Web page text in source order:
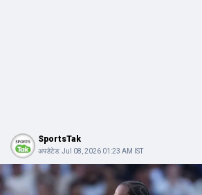
SportsTak
अपडेटेड:Jul 08, 2026 01:23 AM IST